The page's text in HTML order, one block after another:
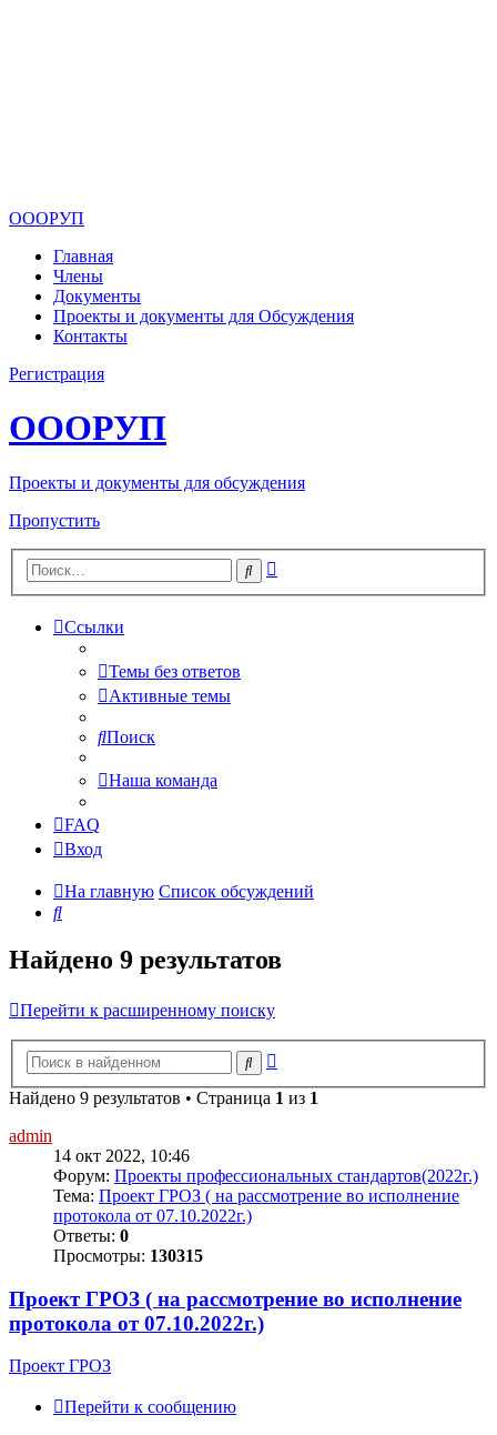
ОООРУП
Главная
Члены
Документы
Проекты и документы для Обсуждения
Контакты
Регистрация
ОООРУП
Проекты и документы для обсуждения
Пропустить
Поиск
Ссылки
Темы без ответов
Активные темы
Поиск
Наша команда
FAQ
Вход
На главную Список обсуждений
Поиск
Найдено 9 результатов
Перейти к расширенному поиску
Поиск
Найдено 9 результатов • Страница 1 из 1
admin
14 окт 2022, 10:46
Форум: Проекты профессиональных стандартов(2022г.)
Тема: Проект ГРОЗ ( на рассмотрение во исполнение
протокола от 07.10.2022г.)
Ответы: 0
Просмотры: 130315
Проект ГРОЗ ( на рассмотрение во исполнение
протокола от 07.10.2022г.)
Проект ГРОЗ
Перейти к сообщению